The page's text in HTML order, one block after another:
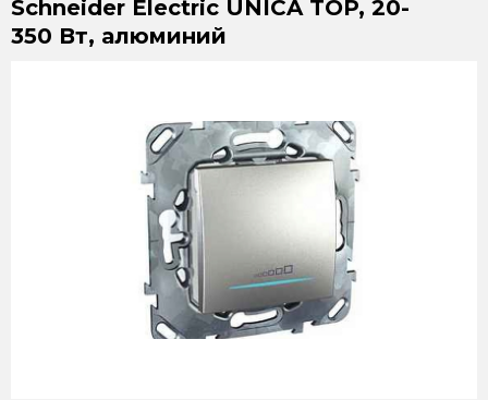
Schneider Electric UNICA TOP, 20-
350 Вт, алюминий